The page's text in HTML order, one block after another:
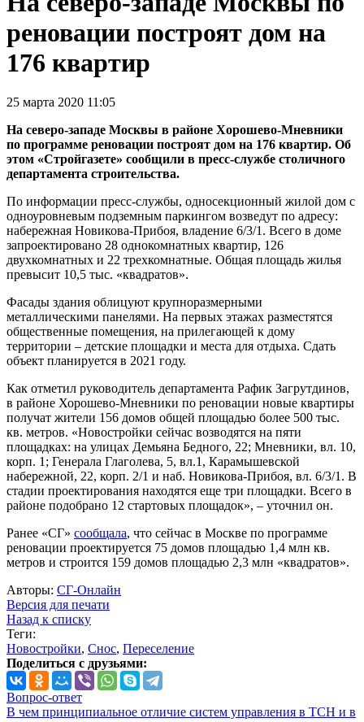
реновации построят дом на
176 квартир
25 марта 2020 11:05
На северо-западе Москвы в районе Хорошево-Мневники
по программе реновации построят дом на 176 квартир. Об
этом «Стройгазете» сообщили в пресс-службе столичного
департамента строительства.
По информации пресс-службы, односекционный жилой дом с
одноуровневым подземным паркингом возведут по адресу:
набережная Новикова-Прибоя, владение 6/3/1. Всего в доме
запроектировано 28 однокомнатных квартир, 126
двухкомнатных и 22 трехкомнатные. Общая площадь жилья
превысит 10,5 тыс. «квадратов».
Фасады здания облицуют крупноразмерными
металлическими панелями. На первых этажах разместятся
общественные помещения, на прилегающей к дому
территории – детские площадки и места для отдыха. Сдать
объект планируется в 2021 году.
Как отметил руководитель департамента Рафик Загрутдинов,
в районе Хорошево-Мневники по реновации новые квартиры
получат жители 156 домов общей площадью более 500 тыс.
кв. метров. «Новостройки сейчас возводятся на пяти
площадках: на улицах Демьяна Бедного, 22; Мневники, вл. 10,
корп. 1; Генерала Глаголева, 5, вл.1, Карамышевской
набережной, 22, корп. 2/1 и наб. Новикова-Прибоя, вл. 6/3/1. В
стадии проектирования находятся еще три площадки. Всего в
районе подобрано 12 стартовых площадок», – уточнил он.
Ранее «СГ» сообщала, что сейчас в Москве по программе
реновации проектируется 75 домов площадью 1,4 млн кв.
метров и строится 159 домов площадью 2,3 млн «квадратов».
Авторы: СГ-Онлайн
Версия для печати
Назад к списку
Теги:
Новостройки, Снос, Переселение
Поделиться с друзьями:
Вопрос-ответ
В чем принципиальное отличие систем управления в ТСН и в